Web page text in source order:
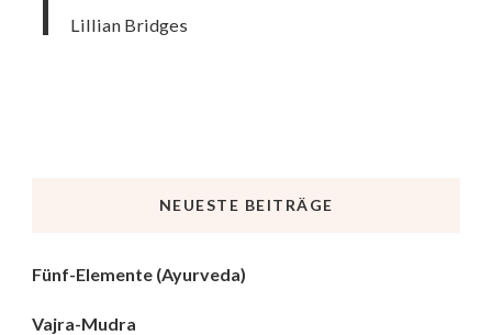
Lillian Bridges
NEUESTE BEITRÄGE
Fünf-Elemente (Ayurveda)
Vajra-Mudra